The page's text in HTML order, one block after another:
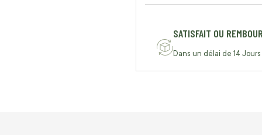
SATISFAIT OU
Dans un délai de 14 Jours